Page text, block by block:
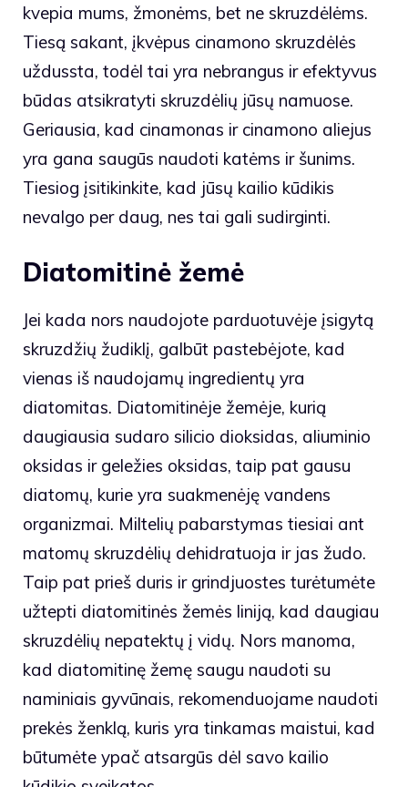
kvepia mums, žmonėms, bet ne skruzdėlėms.
Tiesą sakant, įkvėpus cinamono skruzdėlės
uždussta, todėl tai yra nebrangus ir efektyvus
būdas atsikratyti skruzdėlių jūsų namuose.
Geriausia, kad cinamonas ir cinamono aliejus
yra gana saugūs naudoti katėms ir šunims.
Tiesiog įsitikinkite, kad jūsų kailio kūdikis
nevalgo per daug, nes tai gali sudirginti.
Diatomitinė žemė
Jei kada nors naudojote parduotuvėje įsigytą
skruzdžių žudiklį, galbūt pastebėjote, kad
vienas iš naudojamų ingredientų yra
diatomitas. Diatomitinėje žemėje, kurią
daugiausia sudaro silicio dioksidas, aliuminio
oksidas ir geležies oksidas, taip pat gausu
diatomų, kurie yra suakmenėję vandens
organizmai. Miltelių pabarstymas tiesiai ant
matomų skruzdėlių dehidratuoja ir jas žudo.
Taip pat prieš duris ir grindjuostes turėtumėte
užtepti diatomitinės žemės liniją, kad daugiau
skruzdėlių nepatektų į vidų. Nors manoma,
kad diatomitinę žemę saugu naudoti su
naminiais gyvūnais, rekomenduojame naudoti
prekės ženklą, kuris yra tinkamas maistui, kad
būtumėte ypač atsargūs dėl savo kailio